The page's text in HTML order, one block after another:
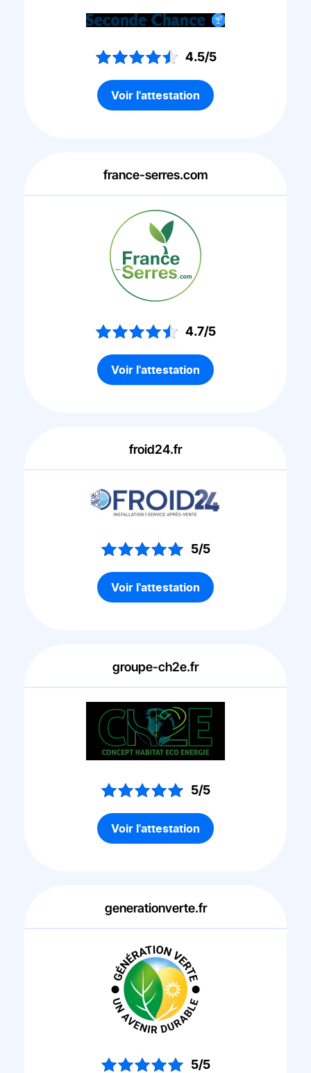
4.5/5
Voir l'attestation
france-serres.com
4.7/5
Voir l'attestation
froid24.fr
5/5
Voir l'attestation
groupe-ch2e.fr
5/5
Voir l'attestation
generationverte.fr
5/5